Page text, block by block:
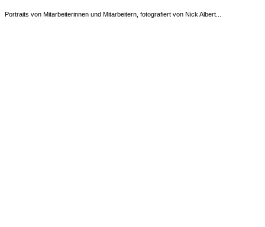
Portraits von Mitarbeiterinnen und Mitarbeitern, fotografiert von Nick Albert...